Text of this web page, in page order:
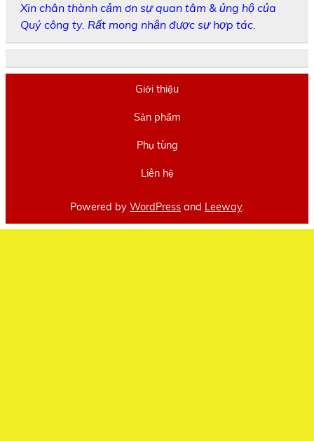
Xin chân thành cảm ơn sự quan tâm & ủng hộ của
Quý công ty. Rất mong nhận được sự hợp tác.
Giới thiệu
Sản phẩm
Phụ tùng
Liên hệ
Powered by WordPress and Leeway.